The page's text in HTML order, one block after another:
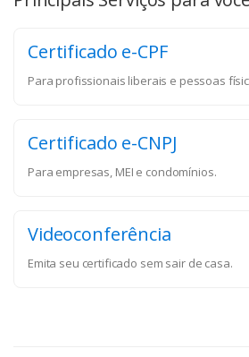
Certificado e-CPF
Para profissionais liberais e pessoas
Certificado e-CNPJ
Para empresas, MEI e condomínios.
Videoconferência
Emita seu certificado sem sair de casa.